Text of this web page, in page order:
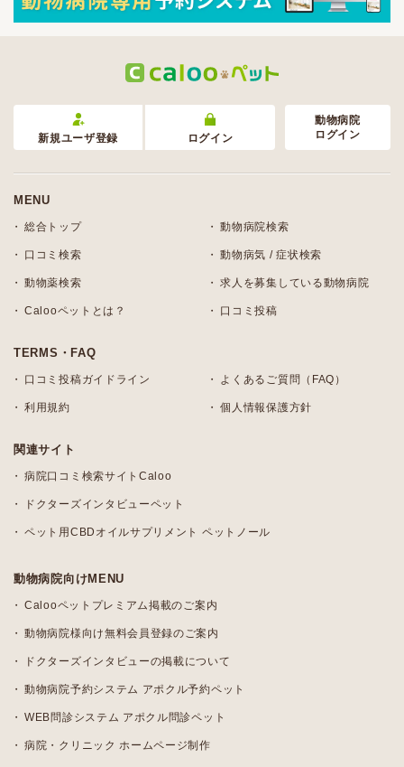
新規ユーザ登録 ログイン
動物病院
ログイン
MENU
総合トップ 動物病院検索
口コミ検索 動物病気 / 症状検索
動物薬検索 求人を募集している動物病院
Calooペットとは？ 口コミ投稿
TERMS・FAQ
口コミ投稿ガイドライン よくあるご質問（FAQ）
利用規約 個人情報保護方針
関連サイト
病院口コミ検索サイトCaloo
ドクターズインタビューペット
ペット用CBDオイルサプリメント ペットノール
動物病院向けMENU
Calooペットプレミアム掲載のご案内
動物病院様向け無料会員登録のご案内
ドクターズインタビューの掲載について
動物病院予約システム アポクル予約ペット
WEB問診システム アポクル問診ペット
病院・クリニック ホームページ制作